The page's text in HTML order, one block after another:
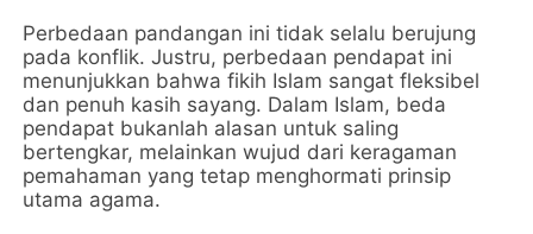
Perbedaan pandangan ini tidak selalu berujung
pada konflik. Justru, perbedaan pendapat ini
menunjukkan bahwa fikih Islam sangat fleksibel
dan penuh kasih sayang. Dalam Islam, beda
pendapat bukanlah alasan untuk saling
bertengkar, melainkan wujud dari keragaman
pemahaman yang tetap menghormati prinsip
utama agama.